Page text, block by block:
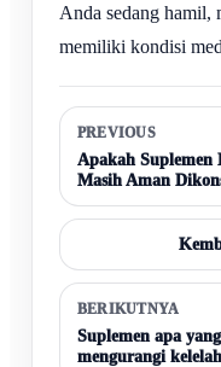
Anda sedang hamil,
memiliki kondisi
PREVIOUS
Apakah Suplemen
Masih Aman
BERIKUTNYA
Suplemen apa
mengurangi